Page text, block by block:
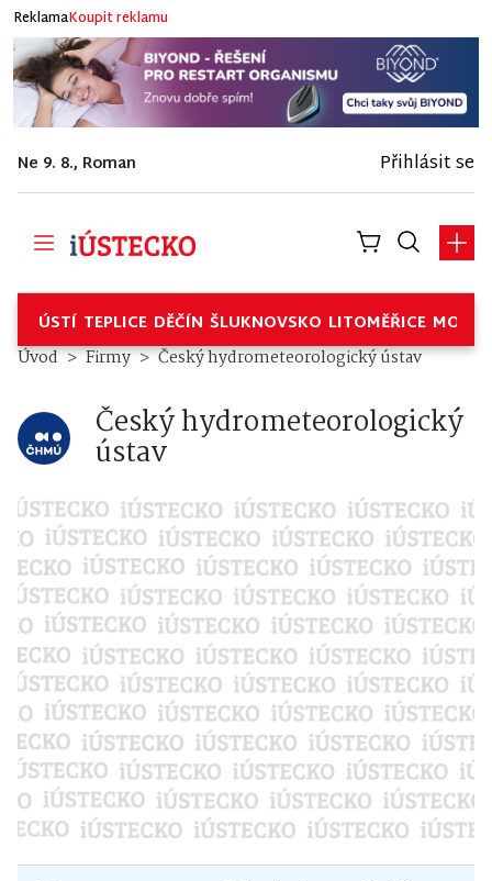
ReklamaKoupit reklamu
Ne 9. 8., Roman Přihlásit se
ÚSTÍ TEPLICE DĚČÍN ŠLUKNOVSKO LITOMĚŘICE
Český hydrometeorologický
Úvod Firmy Český hydrometeorologický ústav
Český hydrometeorologický
ústav